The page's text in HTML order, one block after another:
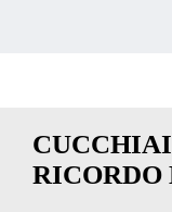
RICORDO